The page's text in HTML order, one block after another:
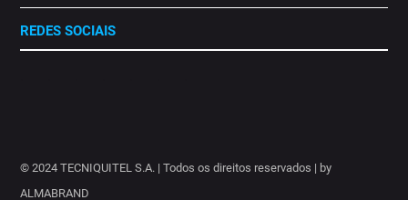
REDES SOCIAIS
© 2024 TECNIQUITEL S.A. | Todos os direitos reservados | by
ALMABRAND